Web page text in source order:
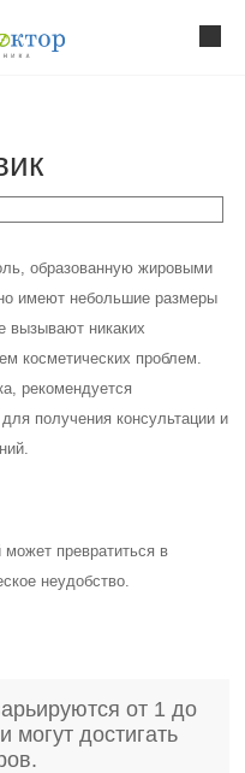
образованную жировыми
имеют небольшие размеры
вызывают никаких
косметических проблем.
рекомендуется
получения консультации и
превратиться в
неудобство.
от 1 до
могут достигать